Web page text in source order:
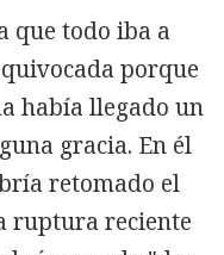
que todo iba a
porque
había llegado un
gracia. En él
retomado el
ruptura reciente